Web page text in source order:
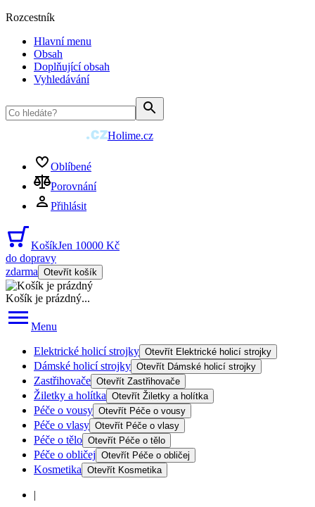
Rozcestník
Hlavní menu
Obsah
Doplňující obsah
Vyhledávání
Holime.cz
Oblíbené
Porovnání
Přihlásit
KošíkJen 10000 Kč
do dopravy
zdarma Otevřít košík
Košík je prázdný...
Menu
Elektrické holicí strojky Otevřít Elektrické holicí strojky
Dámské holicí strojky Otevřít Dámské holicí strojky
Zastřihovače Otevřít Zastřihovače
Žiletky a holítka Otevřít Žiletky a holítka
Péče o vousy Otevřít Péče o vousy
Péče o vlasy Otevřít Péče o vlasy
Péče o tělo Otevřít Péče o tělo
Péče o obličej Otevřít Péče o obličej
Kosmetika Otevřít Kosmetika
|